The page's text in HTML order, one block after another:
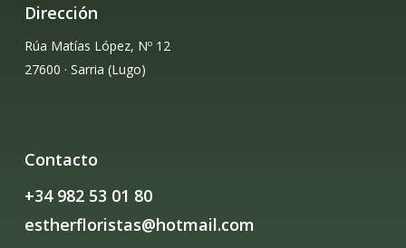
Dirección
Rúa Matías López, Nº 12
27600 · Sarria (Lugo)
Contacto
+34 982 53 01 80
estherfloristas@hotmail.com